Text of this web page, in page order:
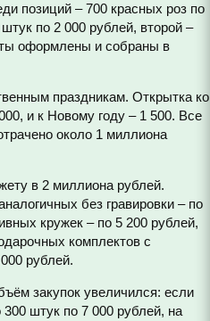
позиций – 700 красных роз по
по 2 000 рублей, второй –
оформлены и собраны в
праздникам. Открытка ко
и к Новому году – 1 500. Все
около 1 миллиона
в 2 миллиона рублей.
без гравировки – по
кружек – по 5 200 рублей,
комплектов с
рублей.
закупок увеличился: если
штук по 7 000 рублей, на